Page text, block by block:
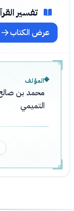
تفسير
عرض الكتاب
المؤلف
محمد بن
التميمي